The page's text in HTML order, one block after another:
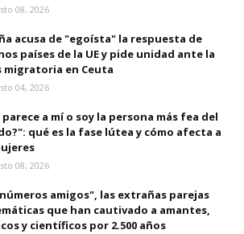
08, 2026
acusa de "egoísta" la respuesta de
países de la UE y pide unidad ante la
migratoria en Ceuta
04, 2026
parece a mí o soy la persona más fea del
qué es la fase lútea y cómo afecta a
08, 2026
amigos", las extrañas parejas
que han cautivado a amantes,
y científicos por 2.500 años